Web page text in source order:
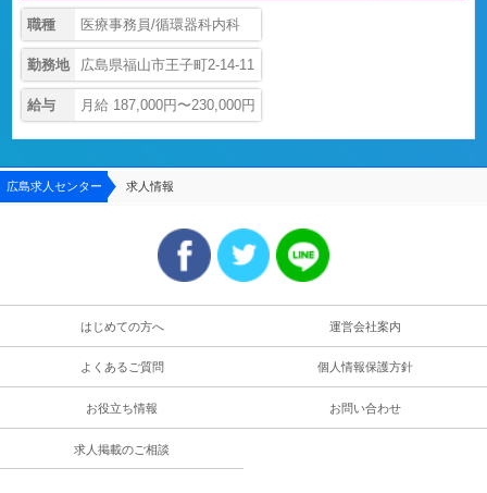
職種 医療事務員/循環器科内科
勤務地 広島県福山市王子町2-14-11
給与 月給 187,000円〜230,000円
広島求人センター 求人情報
はじめての方へ 運営会社案内
よくあるご質問 個人情報保護方針
お役立ち情報 お問い合わせ
求人掲載のご相談